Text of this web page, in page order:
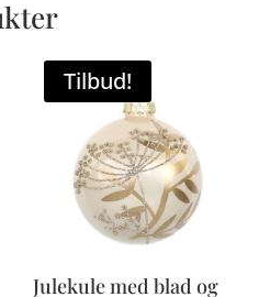
Tilbud!
Julekule med blad og